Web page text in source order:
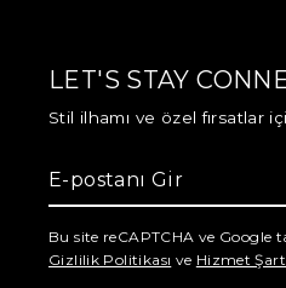
LET'S STAY
Stil ilhamı ve özel fırsatlar
Bu site reCAPTCHA ve Google
Gizlilik Politikası ve Hizmet